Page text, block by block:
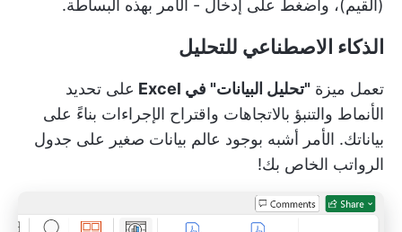
(القيم)، واضغط على إدخال - الأمر بهذه البساطة.
الذكاء الاصطناعي للتحليل
تعمل ميزة "تحليل البيانات" في Excel
على تحديد
الأنماط والتنبؤ بالاتجاهات واقتراح الإجراءات بناءً على
بياناتك. الأمر أشبه بوجود عالم بيانات صغير على جدول
الرواتب الخاص بك!